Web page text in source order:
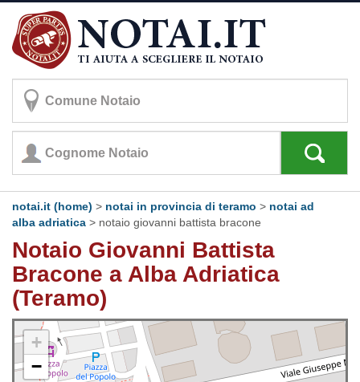
notai.it (home) > notai in provincia di teramo > notai ad
alba adriatica > notaio giovanni battista bracone
Notaio Giovanni Battista
Bracone a Alba Adriatica
(Teramo)
+
−